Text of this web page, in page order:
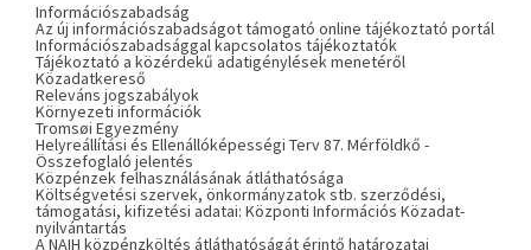
Információszabadság
Az új információszabadságot támogató online tájékoztató portál
Információszabadsággal kapcsolatos tájékoztatók
Tájékoztató a közérdekű adatigénylések menetéről
Közadatkereső
Releváns jogszabályok
Környezeti információk
Tromsøi Egyezmény
Helyreállítási és Ellenállóképességi Terv 87. Mérföldkő -
Összefoglaló jelentés
Közpénzek felhasználásának átláthatósága
Költségvetési szervek, önkormányzatok stb. szerződési,
támogatási, kifizetési adatai: Központi Információs Közadat-
nyilvántartás
A NAIH közpénzköltés átláthatóságát érintő határozatai